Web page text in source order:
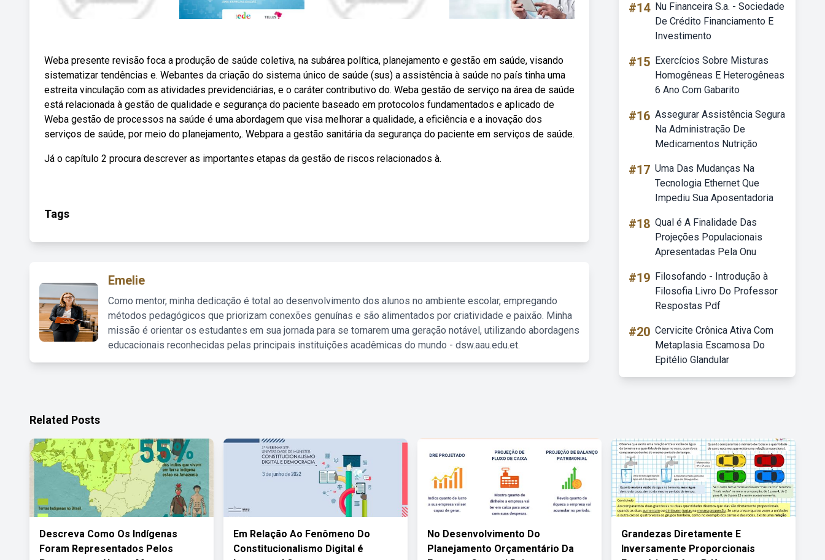
Weba presente revisão foca a produção de saúde coletiva, na subárea política, planejamento e gestão em saúde, visando
sistematizar tendências e. Webantes da criação do sistema único de saúde (sus) a assistência à saúde no país tinha uma
estreita vinculação com as atividades previdenciárias, e o caráter contributivo do. Weba gestão de serviço na área de saúde
está relacionada à gestão de qualidade e segurança do paciente baseado em protocolos fundamentados e aplicado de
Weba gestão de processos na saúde é uma abordagem que visa melhorar a qualidade, a eficiência e a inovação dos
serviços de saúde, por meio do planejamento,. Webpara a gestão sanitária da segurança do paciente em serviços de saúde.
Já o capítulo 2 procura descrever as importantes etapas da gestão de riscos relacionados à.
Tags
Emelie
Como mentor, minha dedicação é total ao desenvolvimento dos alunos no ambiente escolar, empregando
métodos pedagógicos que priorizam conexões genuínas e são alimentados por criatividade e paixão. Minha
missão é orientar os estudantes em sua jornada para se tornarem uma geração notável, utilizando abordagens
educacionais reconhecidas pelas principais instituições acadêmicas do mundo - dsw.aau.edu.et.
#14 Nu Financeira S.a. - Sociedade
De Crédito Financiamento E
Investimento
#15 Exercícios Sobre Misturas
Homogêneas E Heterogêneas
6 Ano Com Gabarito
#16 Assegurar Assistência Segura
Na Administração De
Medicamentos Nutrição
#17 Uma Das Mudanças Na
Tecnologia Ethernet Que
Impediu Sua Aposentadoria
#18 Qual é A Finalidade Das
Projeções Populacionais
Apresentadas Pela Onu
#19 Filosofando - Introdução à
Filosofia Livro Do Professor
Respostas Pdf
#20 Cervicite Crônica Ativa Com
Metaplasia Escamosa Do
Epitélio Glandular
Related Posts
Descreva Como Os Indígenas
Foram Representados Pelos
Em Relação Ao Fenômeno Do
Constitucionalismo Digital é
No Desenvolvimento Do
Planejamento Orçamentário Da
Grandezas Diretamente E
Inversamente Proporcionais